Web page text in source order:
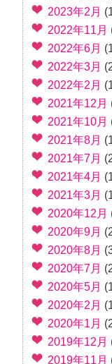
2023年2月
2022年11月
2022年6月
2022年3月
2022年2月
2021年12月
2021年10月
2021年8月
2021年7月
2021年4月
2021年3月
2020年12月
2020年9月
2020年8月
2020年7月
2020年5月
2020年2月
2020年1月
2019年12月
2019年11月